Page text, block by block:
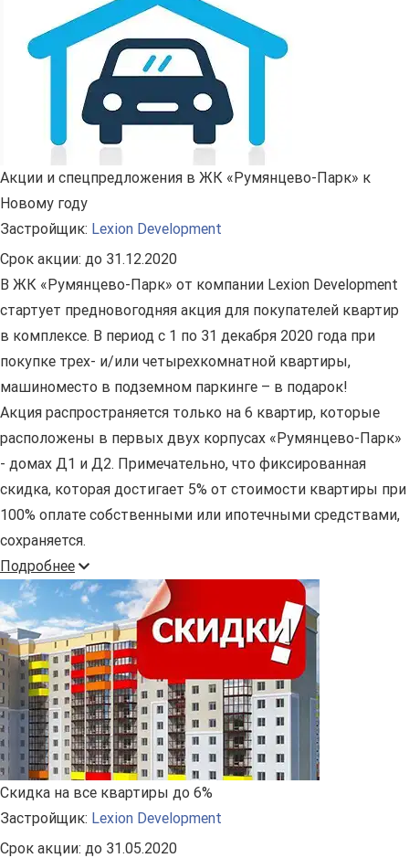
Акции и спецпредложения в ЖК «Румянцево-Парк» к
Новому году
Застройщик: Lexion Development
Срок акции: до 31.12.2020
В ЖК «Румянцево-Парк» от компании Lexion Development
стартует предновогодняя акция для покупателей квартир
в комплексе. В период с 1 по 31 декабря 2020 года при
покупке трех- и/или четырехкомнатной квартиры,
машиноместо в подземном паркинге – в подарок!
Акция распространяется только на 6 квартир, которые
расположены в первых двух корпусах «Румянцево-Парк»
- домах Д1 и Д2. Примечательно, что фиксированная
скидка, которая достигает 5% от стоимости квартиры при
100% оплате собственными или ипотечными средствами,
сохраняется.
Подробнее
Скидка на все квартиры до 6%
Застройщик: Lexion Development
Срок акции: до 31.05.2020